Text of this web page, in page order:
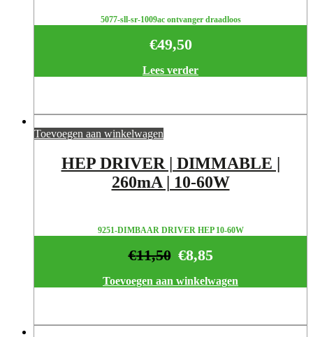
5077-sll-sr-1009ac ontvanger draadloos
€49,50
Lees verder
Toevoegen aan winkelwagen
HEP DRIVER | DIMMABLE |
260mA | 10-60W
9251-DIMBAAR DRIVER HEP 10-60W
€8,85
€11,50
Toevoegen aan winkelwagen